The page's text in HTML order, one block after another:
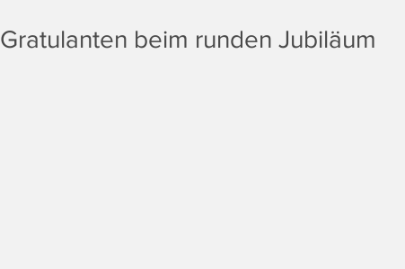
Gratulanten beim runden Jubiläum